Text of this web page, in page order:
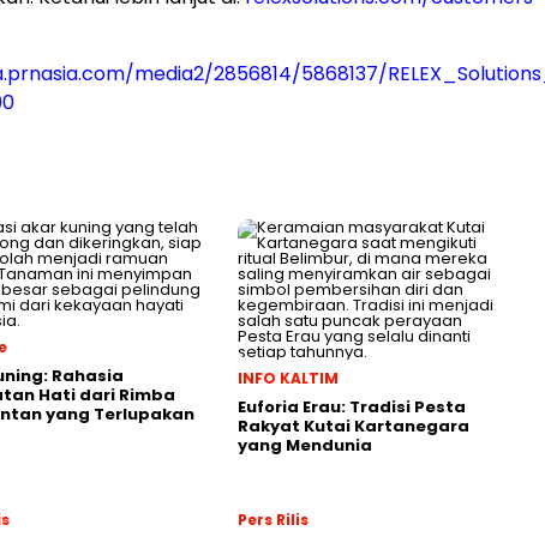
media2/2856814/5868137/
Rahasia
Hati dari Rimba
yang Terlupakan
INFO KALTIM
Euforia Erau: Tradisi Pesta
Rakyat Kutai Kartanegara
yang Mendunia
Pers Rilis